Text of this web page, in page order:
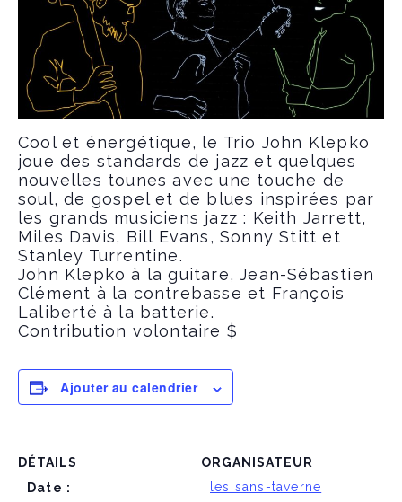
Cool et énergétique, le Trio John Klepko
joue des standards de jazz et quelques
nouvelles tounes avec une touche de
soul, de gospel et de blues inspirées par
les grands musiciens jazz : Keith Jarrett,
Miles Davis, Bill Evans, Sonny Stitt et
Stanley Turrentine.
John Klepko à la guitare, Jean-Sébastien
Clément à la contrebasse et François
Laliberté à la batterie.
Contribution volontaire $
Ajouter au calendrier
DÉTAILS
Date :
ORGANISATEUR
les sans-taverne